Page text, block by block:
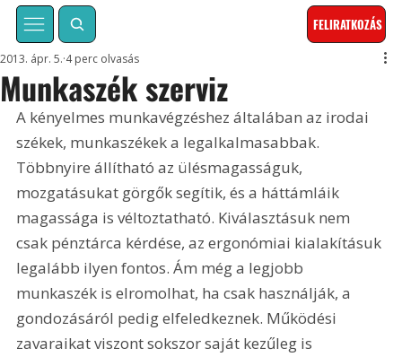
FELIRATKOZÁS
Munkaszék szerviz
2013. ápr. 5. 4 perc olvasás
A kényelmes munkavégzéshez általában az irodai
székek, munkaszékek a legalkalmasabbak.
Többnyire állítható az ülésmagasságuk,
mozgatásukat görgők segítik, és a háttámláik
magassága is véltoztatható. Kiválasztásuk nem
csak pénztárca kérdése, az ergonómiai kialakításuk
legalább ilyen fontos. Ám még a legjobb
munkaszék is elromolhat, ha csak használják, a
gondozásáról pedig elfeledkeznek. Működési
zavaraikat viszont sokszor saját kezűleg is